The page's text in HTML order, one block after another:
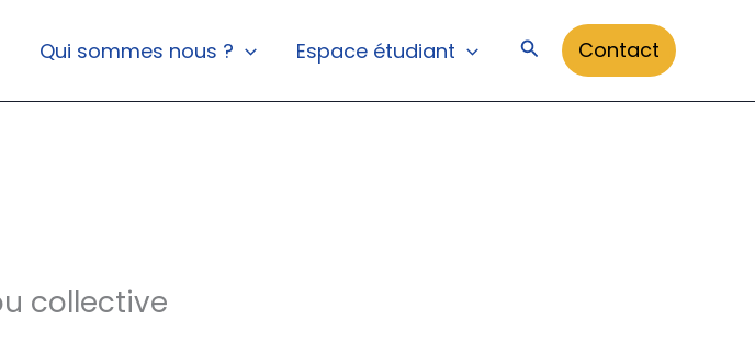
Qui sommes nous ? Espace étudiant Rechercher
Contact
collective